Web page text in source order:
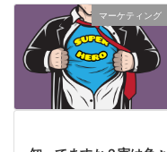
マーケティング